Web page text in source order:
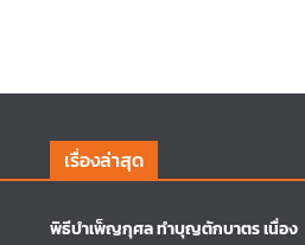
เรื่องล่าสุด
พิธีบำเพ็ญกุศล ทำบุญตักบาตร เนื่อง